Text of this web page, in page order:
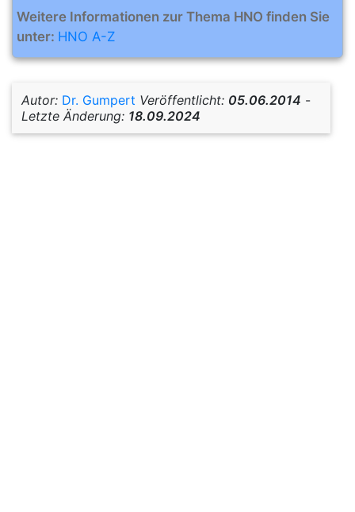
Weitere Informationen zur Thema HNO finden Sie
unter: HNO A-Z
Autor: Dr. Gumpert Veröffentlicht: 05.06.2014 -
Letzte Änderung: 18.09.2024